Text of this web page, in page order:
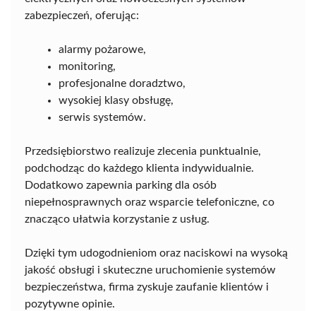
zabezpieczeń, oferując:
alarmy pożarowe,
monitoring,
profesjonalne doradztwo,
wysokiej klasy obsługę,
serwis systemów.
Przedsiębiorstwo realizuje zlecenia punktualnie,
podchodząc do każdego klienta indywidualnie.
Dodatkowo zapewnia parking dla osób
niepełnosprawnych oraz wsparcie telefoniczne, co
znacząco ułatwia korzystanie z usług.
Dzięki tym udogodnieniom oraz naciskowi na wysoką
jakość obsługi i skuteczne uruchomienie systemów
bezpieczeństwa, firma zyskuje zaufanie klientów i
pozytywne opinie.